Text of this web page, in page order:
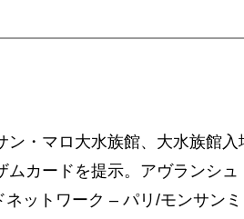
・マロ大水族館、大水族館
カードを提示。アヴランシ
ットワーク – パリ/モンサン